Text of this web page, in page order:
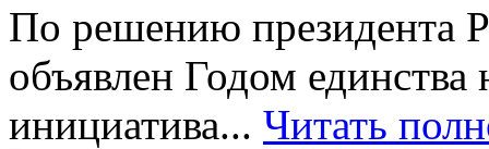
По решению президента
объявлен Годом
инициатива... Читать